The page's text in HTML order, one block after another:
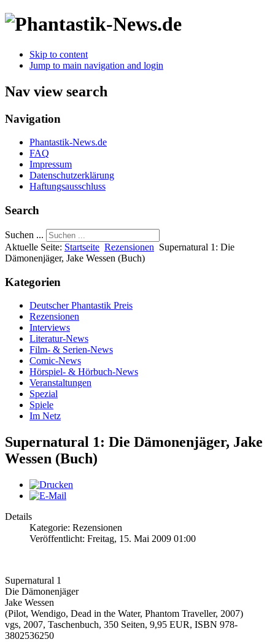
Skip to content
Jump to main navigation and login
Nav view search
Navigation
Phantastik-News.de
FAQ
Impressum
Datenschutzerklärung
Haftungsausschluss
Search
Suchen ...
Aktuelle Seite: Startseite Rezensionen Supernatural 1: Die
Dämonenjäger, Jake Wessen (Buch)
Kategorien
Deutscher Phantastik Preis
Rezensionen
Interviews
Literatur-News
Film- & Serien-News
Comic-News
Hörspiel- & Hörbuch-News
Veranstaltungen
Spezial
Spiele
Im Netz
Supernatural 1: Die Dämonenjäger, Jake
Wessen (Buch)
Details
Kategorie: Rezensionen
Veröffentlicht: Freitag, 15. Mai 2009 01:00
Supernatural 1
Die Dämonenjäger
Jake Wessen
(Pilot, Wendigo, Dead in the Water, Phantom Traveller, 2007)
vgs, 2007, Taschenbuch, 350 Seiten, 9,95 EUR, ISBN 978-
3802536250